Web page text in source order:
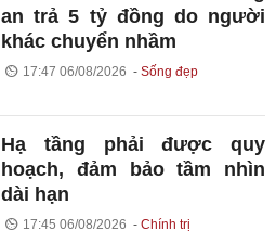
an trả 5 tỷ đồng do người
khác chuyển nhầm
17:47 06/08/2026 Sống đẹp
Hạ tầng phải được quy
hoạch, đảm bảo tầm nhìn
dài hạn
17:45 06/08/2026 Chính trị